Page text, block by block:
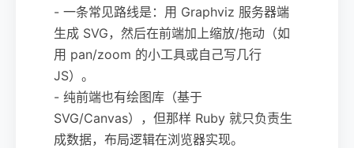
- 一条常见路线是：用 Graphviz 服务器端
生成 SVG，然后在前端加上缩放/拖动（如
用 pan/zoom 的小工具或自己写几行
JS）。
- 纯前端也有绘图库（基于
SVG/Canvas），但那样 Ruby 就只负责生
成数据，布局逻辑在浏览器实现。